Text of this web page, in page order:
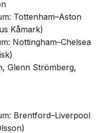
Tottenham–Aston
Kåmark)
Nottingham–Chelsea
Glenn Strömberg,
Brentford–Liverpool